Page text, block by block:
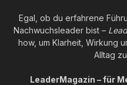
Egal, ob du erfahrene
Nachwuchsleader bist –
how, um Klarheit, Wirkung
Alltag
LeaderMagazin – für